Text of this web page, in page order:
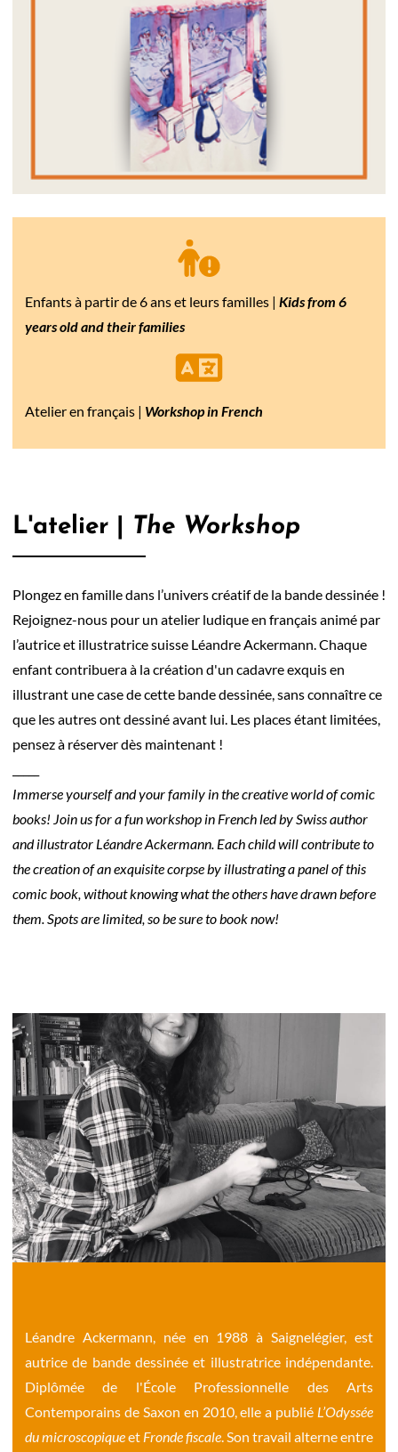
Enfants à partir de 6 ans et leurs familles | Kids from 6
years old and their families
Atelier en français | Workshop in French
L'atelier | The Workshop
Plongez en famille dans l’univers créatif de la bande dessinée !
Rejoignez-nous pour un atelier ludique en français animé par
l’autrice et illustratrice suisse Léandre Ackermann. Chaque
enfant contribuera à la création d'un cadavre exquis en
illustrant une case de cette bande dessinée, sans connaître ce
que les autres ont dessiné avant lui. Les places étant limitées,
pensez à réserver dès maintenant !
Immerse yourself and your family in the creative world of comic
books! Join us for a fun workshop in French led by Swiss author
and illustrator Léandre Ackermann. Each child will contribute to
the creation of an exquisite corpse by illustrating a panel of this
comic book, without knowing what the others have drawn before
them. Spots are limited, so be sure to book now!
Léandre Ackermann, née en 1988 à Saignelégier, est
autrice de bande dessinée et illustratrice indépendante.
Diplômée de l'École Professionnelle des Arts
Contemporains de Saxon en 2010, elle a publié L’Odyssée
du microscopiqueet Fronde fiscale. Son travail alterne entre